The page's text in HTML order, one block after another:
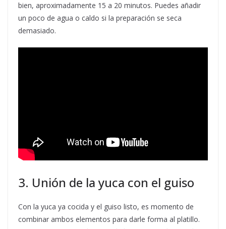
bien, aproximadamente 15 a 20 minutos. Puedes añadir
un poco de agua o caldo si la preparación se seca
demasiado.
3. Unión de la yuca con el guiso
Con la yuca ya cocida y el guiso listo, es momento de
combinar ambos elementos para darle forma al platillo.